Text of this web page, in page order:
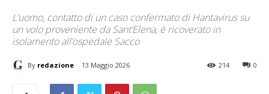
L’uomo, contatto di un caso confermato di Hantavirus su
un volo proveniente da Sant’Elena, è ricoverato in
isolamento all’ospedale Sacco
By redazione 13 Maggio 2026 0
214